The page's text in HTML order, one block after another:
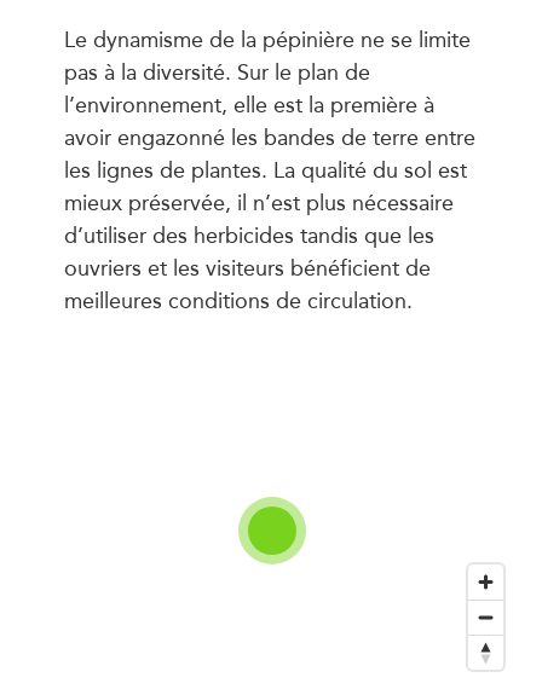
Le dynamisme de la pépinière ne se limite
pas à la diversité. Sur le plan de
l’environnement, elle est la première à
avoir engazonné les bandes de terre entre
les lignes de plantes. La qualité du sol est
mieux préservée, il n’est plus nécessaire
d’utiliser des herbicides tandis que les
ouvriers et les visiteurs bénéficient de
meilleures conditions de circulation.